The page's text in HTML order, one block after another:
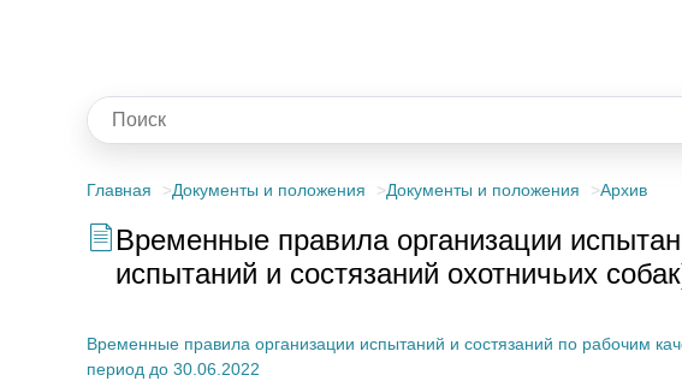
Главная Документы и положения Документы и положения Архив
Временные правила организации
испытаний и состязаний охотничьих
Временные правила организации испытаний и состязаний по рабочим
период до 30.06.2022